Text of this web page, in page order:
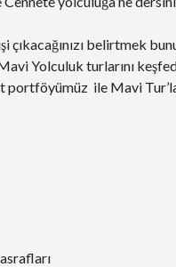
çıkacağınızı belirtmek
Yolculuk turlarını
portföyümüz ile Mavi